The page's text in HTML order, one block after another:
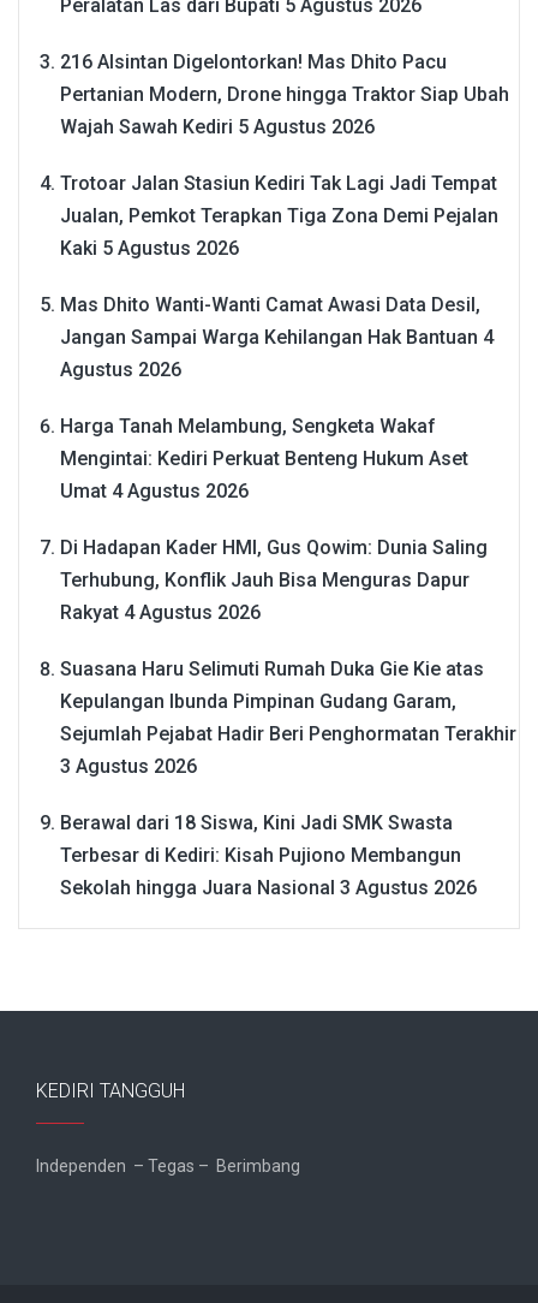
Peralatan Las dari Bupati 5 Agustus 2026
216 Alsintan Digelontorkan! Mas Dhito Pacu
Pertanian Modern, Drone hingga Traktor Siap Ubah
Wajah Sawah Kediri 5 Agustus 2026
Trotoar Jalan Stasiun Kediri Tak Lagi Jadi Tempat
Jualan, Pemkot Terapkan Tiga Zona Demi Pejalan
Kaki 5 Agustus 2026
Mas Dhito Wanti-Wanti Camat Awasi Data Desil,
Jangan Sampai Warga Kehilangan Hak Bantuan 4
Agustus 2026
Harga Tanah Melambung, Sengketa Wakaf
Mengintai: Kediri Perkuat Benteng Hukum Aset
Umat 4 Agustus 2026
Di Hadapan Kader HMI, Gus Qowim: Dunia Saling
Terhubung, Konflik Jauh Bisa Menguras Dapur
Rakyat 4 Agustus 2026
Suasana Haru Selimuti Rumah Duka Gie Kie atas
Kepulangan Ibunda Pimpinan Gudang Garam,
Sejumlah Pejabat Hadir Beri Penghormatan Terakhir
3 Agustus 2026
Berawal dari 18 Siswa, Kini Jadi SMK Swasta
Terbesar di Kediri: Kisah Pujiono Membangun
Sekolah hingga Juara Nasional 3 Agustus 2026
KEDIRI TANGGUH
Independen – Tegas – Berimbang